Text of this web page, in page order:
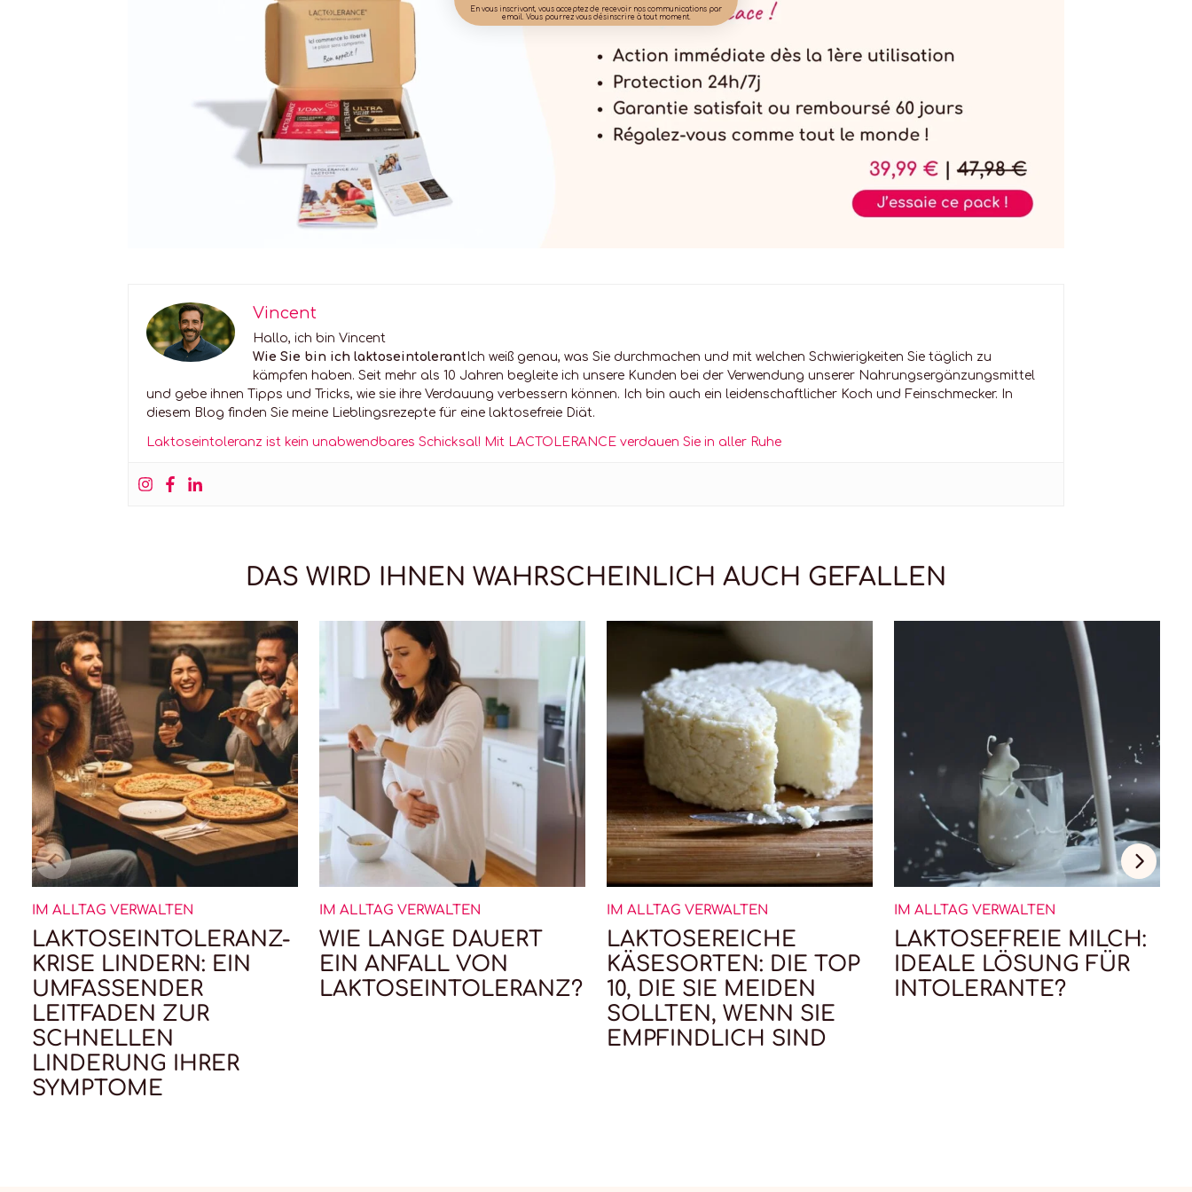
Vincent
Hallo, ich bin Vincent
Wie Sie bin ich laktoseintolerantIch weiß genau, was Sie durchmachen und mit welchen Schwierigkeiten Sie täglich zu
kämpfen haben. Seit mehr als 10 Jahren begleite ich unsere Kunden bei der Verwendung unserer Nahrungsergänzungsmittel
und gebe ihnen Tipps und Tricks, wie sie ihre Verdauung verbessern können. Ich bin auch ein leidenschaftlicher Koch und Feinschmecker. In
diesem Blog finden Sie meine Lieblingsrezepte für eine laktosefreie Diät.
Laktoseintoleranz ist kein unabwendbares Schicksal! Mit LACTOLERANCE verdauen Sie in aller Ruhe
DAS WIRD IHNEN WAHRSCHEINLICH AUCH GEFALLEN
IM ALLTAG VERWALTEN
LAKTOSEINTOLERANZ-
KRISE LINDERN: EIN
UMFASSENDER
LEITFADEN ZUR
SCHNELLEN
LINDERUNG IHRER
SYMPTOME
IM ALLTAG VERWALTEN
WIE LANGE DAUERT
EIN ANFALL VON
LAKTOSEINTOLERANZ?
IM ALLTAG VERWALTEN
LAKTOSEREICHE
KÄSESORTEN: DIE TOP
10, DIE SIE MEIDEN
SOLLTEN, WENN SIE
EMPFINDLICH SIND
IM ALLTAG VERWALTEN
LAKTOSEFREIE MILCH:
IDEALE LÖSUNG FÜR
INTOLERANTE?
En vous inscrivant, vous acceptez de recevoir nos communications par
email. Vous pourrez vous désinscrire à tout moment.